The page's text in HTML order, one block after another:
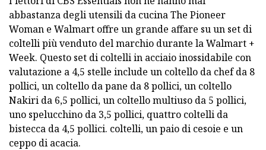
abbastanza degli utensili da cucina The Pioneer
Woman e Walmart offre un grande affare su un set di
coltelli più venduto del marchio durante la Walmart +
Week. Questo set di coltelli in acciaio inossidabile con
valutazione a 4,5 stelle include un coltello da chef da 8
pollici, un coltello da pane da 8 pollici, un coltello
Nakiri da 6,5 ​​pollici, un coltello multiuso da 5 pollici,
uno spelucchino da 3,5 pollici, quattro coltelli da
bistecca da 4,5 pollici. coltelli, un paio di cesoie e un
ceppo di acacia.